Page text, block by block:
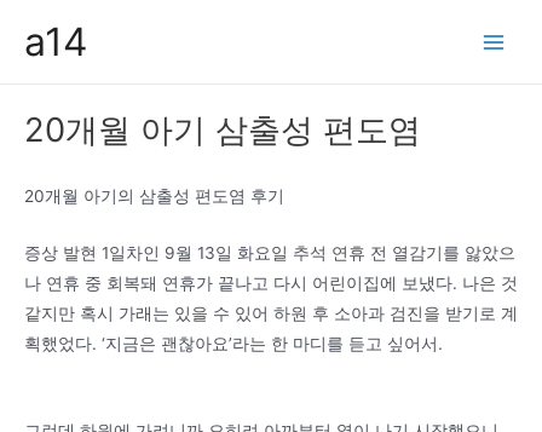
a14
20개월 아기 삼출성 편도염
20개월 아기의 삼출성 편도염 후기
증상 발현 1일차인 9월 13일 화요일 추석 연휴 전 열감기를 앓았으
나 연휴 중 회복돼 연휴가 끝나고 다시 어린이집에 보냈다. 나은 것
같지만 혹시 가래는 있을 수 있어 하원 후 소아과 검진을 받기로 계
획했었다. ‘지금은 괜찮아요’라는 한 마디를 듣고 싶어서.